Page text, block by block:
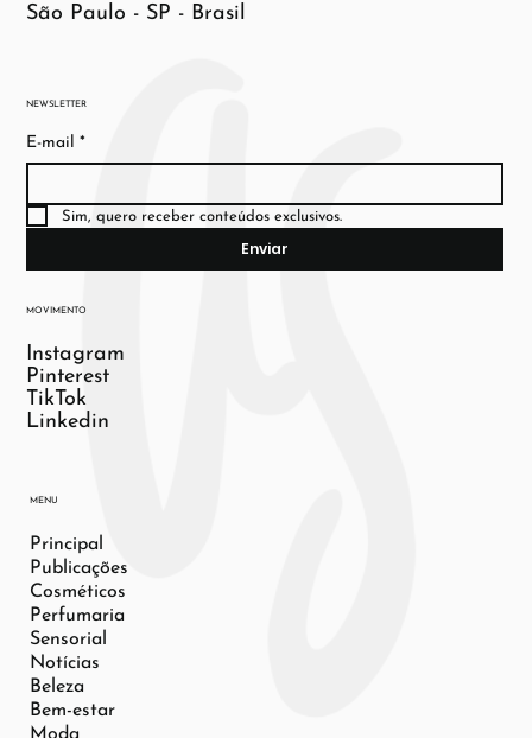
NEWSLETTER
E-mail *
Sim, quero receber conteúdos exclusivos.
Enviar
MOVIMENTO
Instagram
Pinterest
TikTok
Linkedin
MENU
Principal
Publicações
Cosméticos
Perfumaria
Sensorial
Notícias
Beleza
Bem-estar
Moda
São Paulo - SP - Brasil